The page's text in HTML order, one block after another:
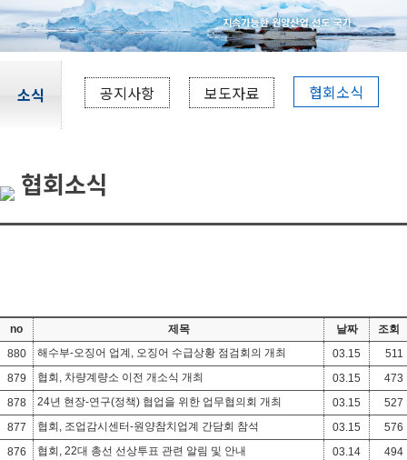
소식
공지사항 보도자료 협회소식
협회소식
no 제목 날짜
조회
880
해수부-오징어 업계, 오징어 수급상황 점검회의 개최 03.15
511
879
협회, 차량계량소 이전 개소식 개최 03.15
473
878
24년 현장-연구(정책) 협업을 위한 업무협의회 개최 03.15
527
877
협회, 조업감시센터-원양참치업계 간담회 참석 03.15
576
876
협회, 22대 총선 선상투표 관련 알림 및 안내 03.14
494